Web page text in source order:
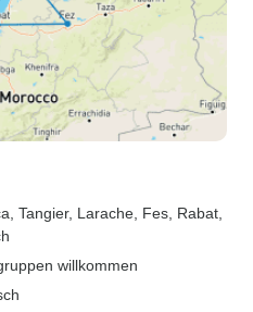
, Tangier, Larache , Fes , Rabat
willkommen